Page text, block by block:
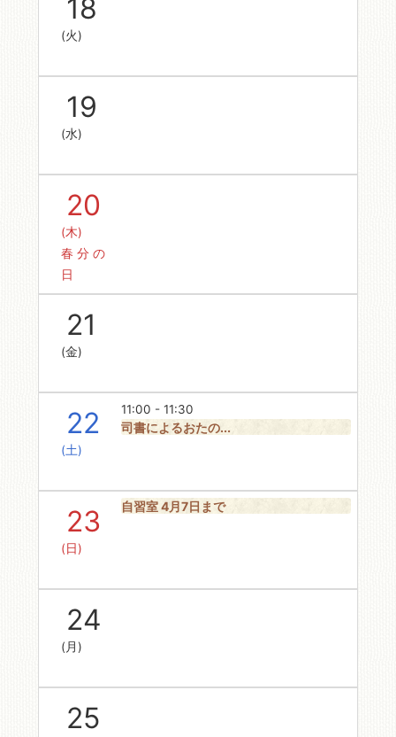
18
(火)
19
(水)
20
(木)
春分の
日
21
(金)
22
(土)
11:00 - 11:30
司書によるおたの...
23
(日)
自習室 4月7日まで
24
(月)
25